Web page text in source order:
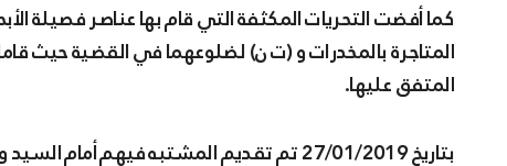
كما أفضت التحريات المكثفة التي قام بها عناصر فصيلة
المتاجرة بالمخدرات و (ت ن) لضلوعهما في القضية حيث
المتفق عليها.
بتاريخ 27/01/2019 تم تقديم المشتبه فيهم